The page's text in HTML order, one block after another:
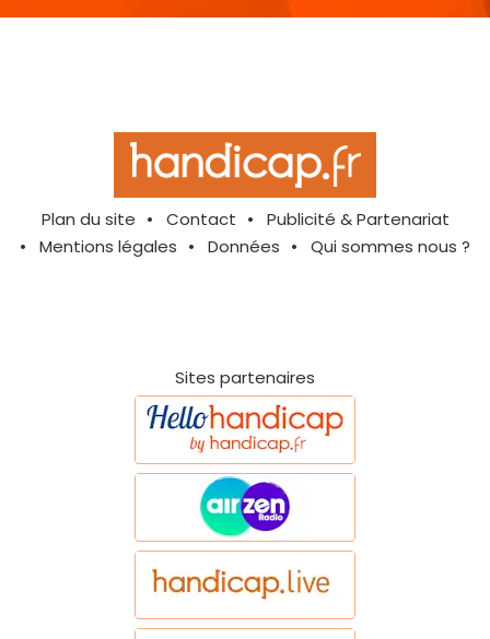
Plan du site Contact
Publicité & Partenariat
Mentions légales
Données Qui sommes nous ?
Sites partenaires